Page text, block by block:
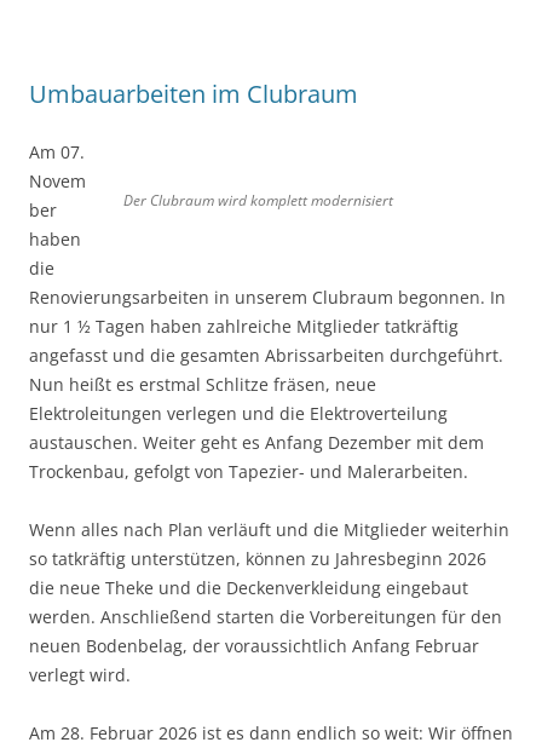
Umbauarbeiten im Clubraum
Der Clubraum wird komplett modernisiert
Am 07.
Novem
ber
haben
die
Renovierungsarbeiten in unserem Clubraum begonnen. In
nur 1 ½ Tagen haben zahlreiche Mitglieder tatkräftig
angefasst und die gesamten Abrissarbeiten durchgeführt.
Nun heißt es erstmal Schlitze fräsen, neue
Elektroleitungen verlegen und die Elektroverteilung
austauschen. Weiter geht es Anfang Dezember mit dem
Trockenbau, gefolgt von Tapezier- und Malerarbeiten.
Wenn alles nach Plan verläuft und die Mitglieder weiterhin
so tatkräftig unterstützen, können zu Jahresbeginn 2026
die neue Theke und die Deckenverkleidung eingebaut
werden. Anschließend starten die Vorbereitungen für den
neuen Bodenbelag, der voraussichtlich Anfang Februar
verlegt wird.
Am 28. Februar 2026 ist es dann endlich so weit: Wir öffnen